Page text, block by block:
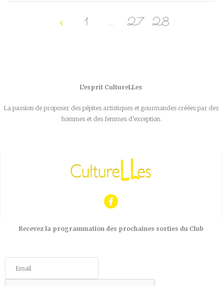
1 … 27 28
L’esprit CultureLLes
La passion de proposer des pépites artistiques et gourmandes créées par des
hommes et des femmes d’exception.
Recevez la programmation des prochaines sorties du Club